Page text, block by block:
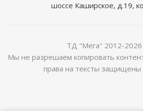
шоссе Каширское, д.19,
ТД "Мега" 2012-
Мы не разрешаем копировать
права на тексты защищены